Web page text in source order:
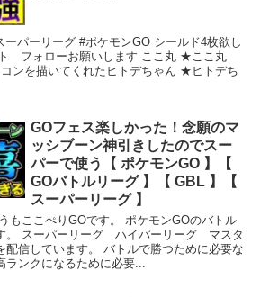
ーパーリーグ #ポケモンGO シールド4枚欲し
フォローお願いします ここ丸 ★ここ丸
ンを描いてくれたヒトデちゃん ★ヒトデち
GOフェス楽しかった！念願のマ
ッシブーン神引きしたのでスー
パーで使う【 ポケモンGO 】【
GOバトルリーグ 】【 GBL 】【
スーパーリーグ 】
もここぺりGOです。 ポケモンGOのバトル
。 スーパーリーグ ハイパーリーグ マスタ
信しています。 バトルで勝つために必要な
ランクになるために必要...